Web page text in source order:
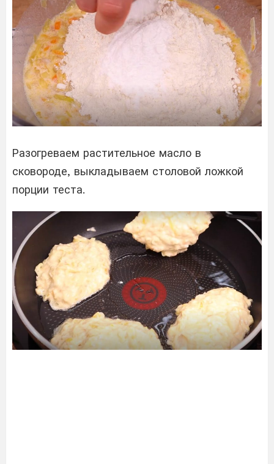
Разогреваем растительное масло в
сковороде, выкладываем столовой ложкой
порции теста.